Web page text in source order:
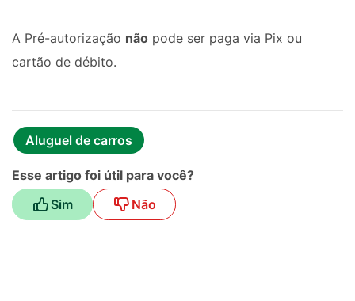
A Pré-autorização não pode ser paga via Pix ou
cartão de débito.
Esse artigo foi útil para você?
Sim
Não
Aluguel de carros